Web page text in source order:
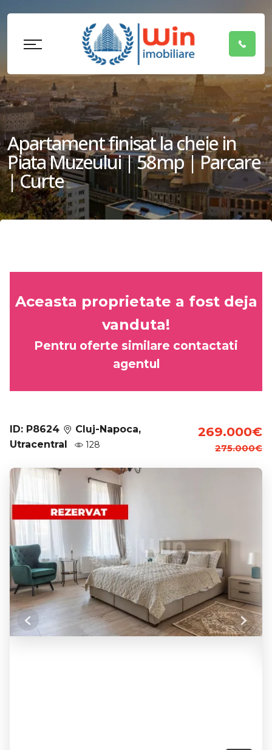
Apartament finisat la cheie in
Piata Muzeului | 58mp | Parcare
| Curte
Aceasta proprietate a fost deja
vanduta!
Pentru oferte similare contactati
agentul
ID: P8624
Cluj-Napoca,
Utracentral
128
269.000€
275.000€
Previous Next